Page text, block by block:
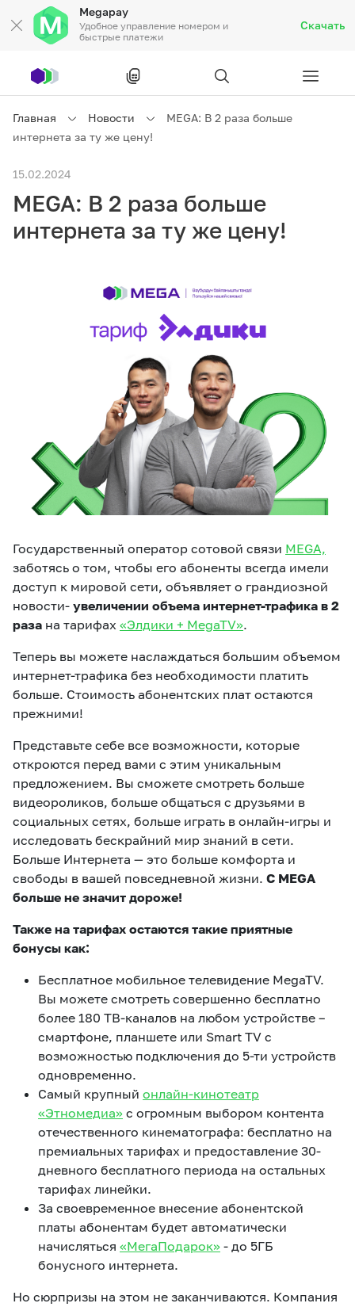
Megapay
Удобное управление номером и
быстрые платежи
Скачать
Частным клиентам
Бизнесу
Связь
M2M
Все услуги Развлечения Соц.сети
Звонки и SMS Подбор номера Доставка SIM
Компания
О нас Новости Работа в MEGA
Партнерам
Карта офисов и
покрытие
Сервисы
MegaTV MegaPay
Главная Новости
MEGA: В 2 раза больше
интернета за ту же цену!
15.02.2024
MEGA: В 2 раза больше
интернета за ту же цену!
Государственный оператор сотовой связи MEGA,
заботясь о том, чтобы его абоненты всегда имели
доступ к мировой сети, объявляет о грандиозной
новости- увеличении объема интернет-трафика в 2
раза на тарифах «Элдики + MegaTV».
Теперь вы можете наслаждаться большим объемом
интернет-трафика без необходимости платить
больше. Стоимость абонентских плат остаются
прежними!
Представьте себе все возможности, которые
откроются перед вами с этим уникальным
предложением. Вы сможете смотреть больше
видеороликов, больше общаться с друзьями в
социальных сетях, больше играть в онлайн-игры и
исследовать бескрайний мир знаний в сети.
Больше Интернета — это больше комфорта и
свободы в вашей повседневной жизни. С MEGA
больше не значит дороже!
Также на тарифах остаются такие приятные
бонусы как:
Бесплатное мобильное телевидение MegaTV.
Вы можете смотреть совершенно бесплатно
более 180 ТВ-каналов на любом устройстве –
смартфоне, планшете или Smart TV с
возможностью подключения до 5-ти устройств
одновременно.
Самый крупный онлайн-кинотеатр
«Этномедиа» с огромным выбором контента
отечественного кинематографа: бесплатно на
премиальных тарифах и предоставление 30-
дневного бесплатного периода на остальных
тарифах линейки.
За своевременное внесение абонентской
платы абонентам будет автоматически
начисляться «МегаПодарок» - до 5ГБ
бонусного интернета.
Но сюрпризы на этом не заканчиваются. Компания